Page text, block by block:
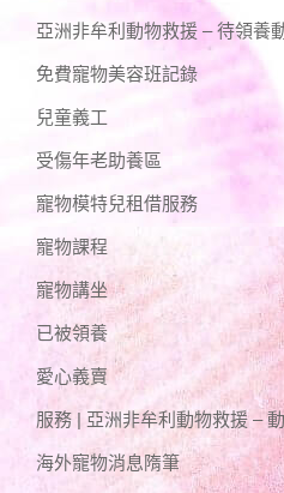
亞洲非牟利動物救援 – 待領養
免費寵物美容班記錄
兒童義工
受傷年老助養區
寵物模特兒租借服務
寵物課程
寵物講坐
已被領養
愛心義賣
服務 | 亞洲非牟利動物救援 –
海外寵物消息隋筆